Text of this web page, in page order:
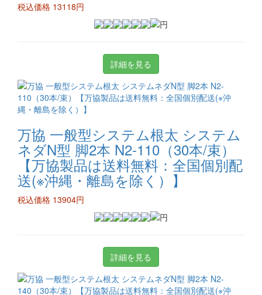
税込価格 13118円
詳細を見る
万協 一般型システム根太 システム
ネダN型 脚2本 N2-110（30本/束）
【万協製品は送料無料：全国個別配
送(※沖縄・離島を除く）】
税込価格 13904円
詳細を見る